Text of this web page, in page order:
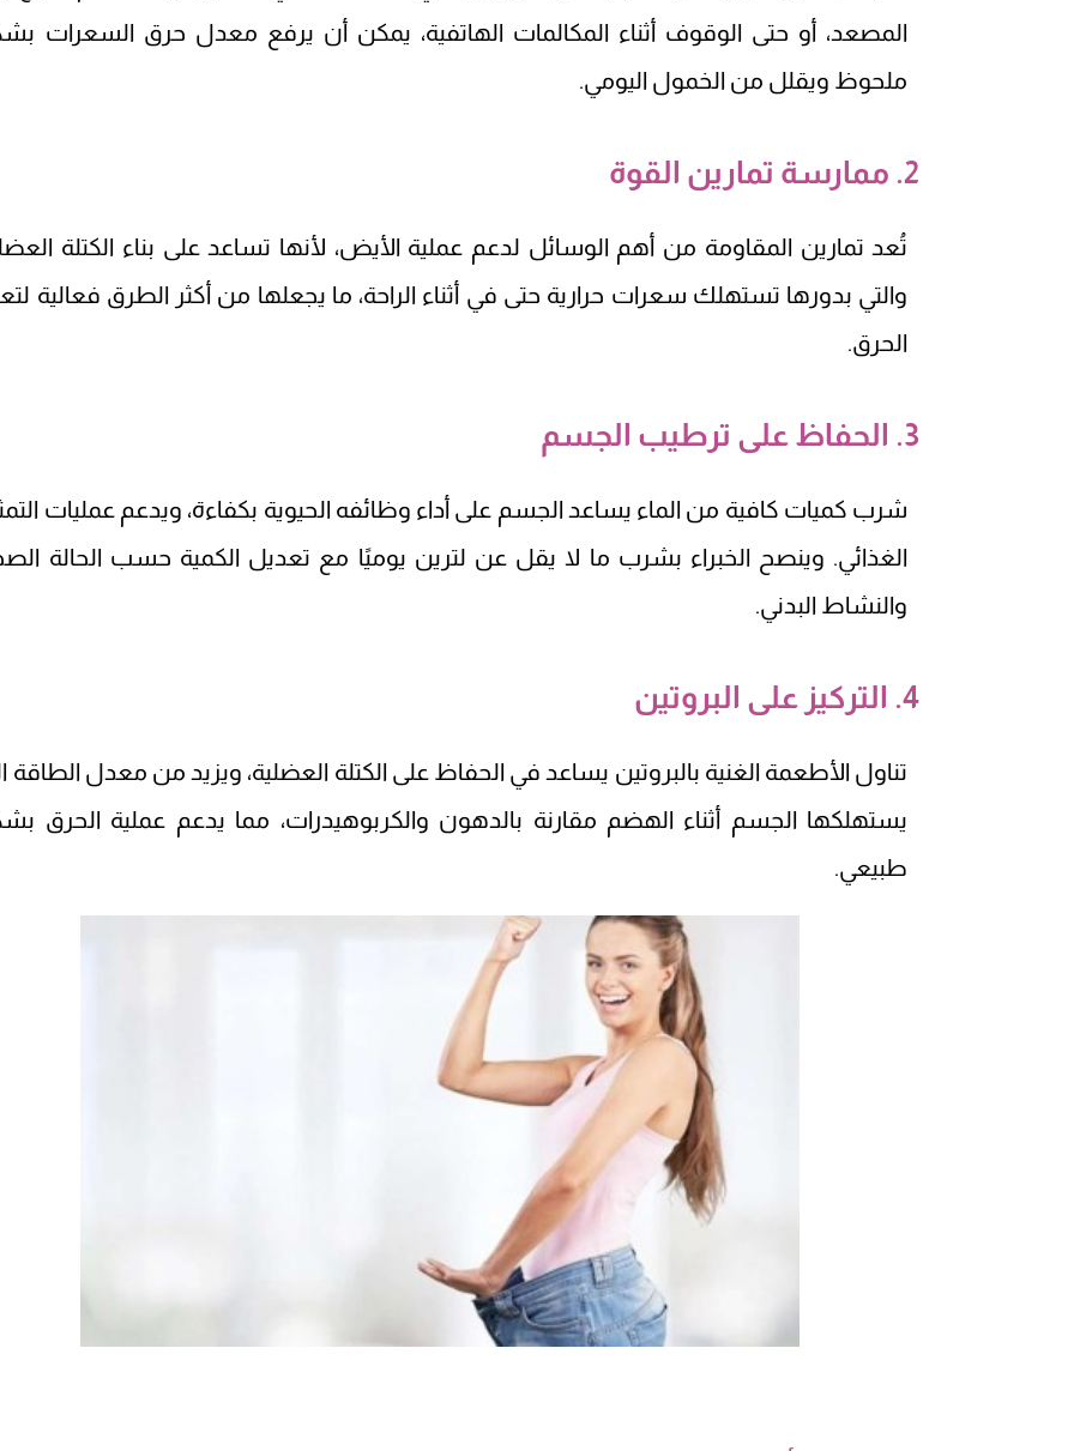
المصعد، أو حتى الوقوف أثناء المكالمات الهاتفية، يمكن أن يرفع معدل حرق السعرات
ملحوظ ويقلل من الخمول اليومي.
2. ممارسة تمارين القوة
تُعد تمارين المقاومة من أهم الوسائل لدعم عملية الأيض، لأنها تساعد على بناء الكتلة
والتي بدورها تستهلك سعرات حرارية حتى في أثناء الراحة، ما يجعلها من أكثر الطرق فعالية
الحرق.
3. الحفاظ على ترطيب الجسم
شرب كميات كافية من الماء يساعد الجسم على أداء وظائفه الحيوية بكفاءة، ويدعم عمليات
الغذائي. وينصح الخبراء بشرب ما لا يقل عن لترين يوميًا مع تعديل الكمية حسب الحالة
والنشاط البدني.
4. التركيز على البروتين
تناول الأطعمة الغنية بالبروتين يساعد في الحفاظ على الكتلة العضلية، ويزيد من معدل الطاقة
يستهلكها الجسم أثناء الهضم مقارنة بالدهون والكربوهيدرات، مما يدعم عملية الحرق
طبيعي.